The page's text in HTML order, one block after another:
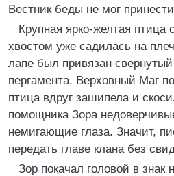
Вестник беды не мог
Крупная ярко-желтая
хвостом уже садилась на
лапе был привязан
пергамента. Верховный Маг
птица вдруг зашипела и
помощника Зора
немигающие глаза. Значит,
передать главе клана без
Зор покачал головой в